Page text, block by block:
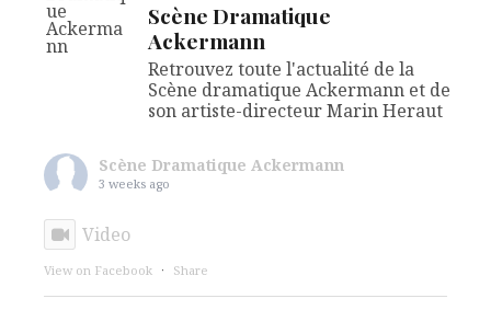
Scène Dramatique
Ackermann
Retrouvez toute l'actualité de la
Scène dramatique Ackermann et de
son artiste-directeur Marin Heraut
Scène Dramatique Ackermann
3 weeks ago
Video
View on Facebook · Share